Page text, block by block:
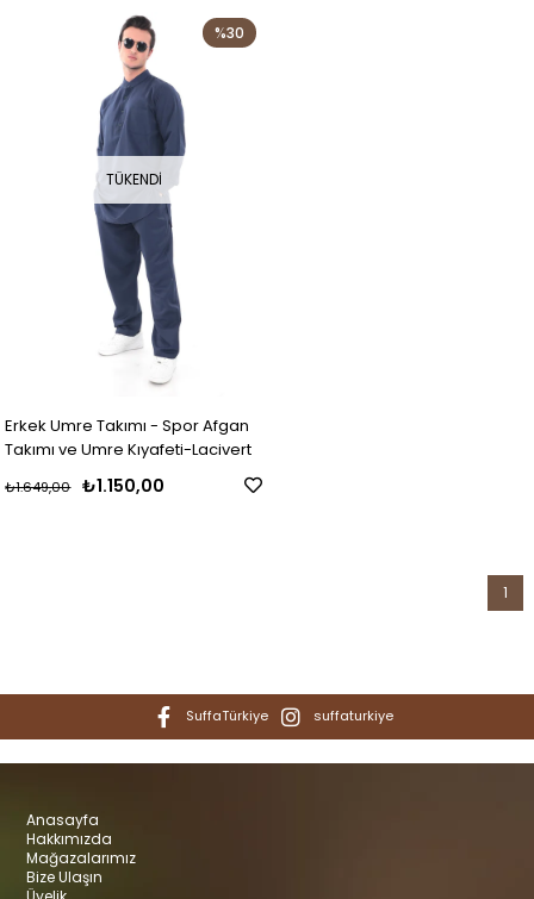
TÜKENDI
Erkek Umre Takımı - Spor Afgan
Takımı ve Umre Kıyafeti-Lacivert
₺1.150,00
₺1.649,00
%30
1
SuffaTürkiye suffaturkiye
Anasayfa
Hakkımızda
Mağazalarımız
Bize Ulaşın